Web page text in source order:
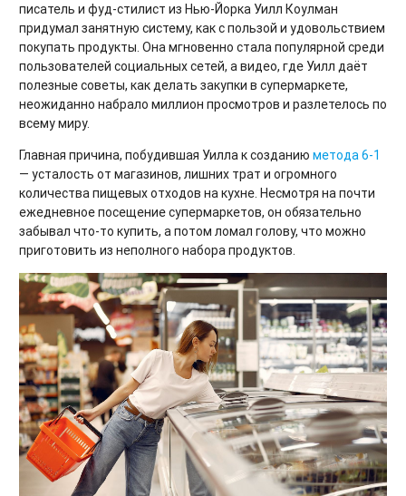
писатель и фуд-стилист из Нью-Йорка Уилл Коулман
придумал занятную систему, как с пользой и удовольствием
покупать продукты. Она мгновенно стала популярной среди
пользователей социальных сетей, а видео, где Уилл даёт
полезные советы, как делать закупки в супермаркете,
неожиданно набрало миллион просмотров и разлетелось по
всему миру.
Главная причина, побудившая Уилла к созданию метода 6-1
— усталость от магазинов, лишних трат и огромного
количества пищевых отходов на кухне. Несмотря на почти
ежедневное посещение супермаркетов, он обязательно
забывал что-то купить, а потом ломал голову, что можно
приготовить из неполного набора продуктов.